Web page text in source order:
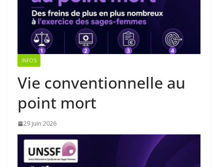
INFOS
Vie conventionnelle au
point mort
29 juin 2026